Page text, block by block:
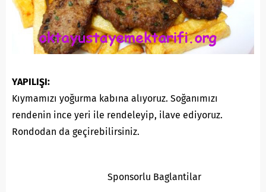
YAPILIŞI:
Kıymamızı yoğurma kabına alıyoruz. Soğanımızı
rendenin ince yeri ile rendeleyip, ilave ediyoruz.
Rondodan da geçirebilirsiniz.
Sponsorlu Baglantilar